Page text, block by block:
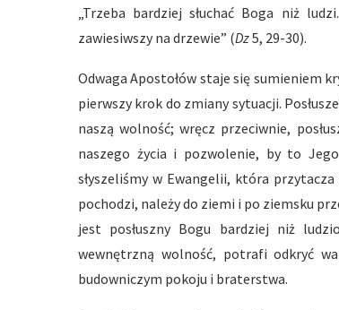
„Trzeba bardziej słuchać Boga niż
zawiesiwszy na drzewie” (Dz5, 29-30).
Odwaga Apostołów staje się sumieniem
pierwszy krok do zmiany sytuacji.
naszą wolność; wręcz przeciwnie,
naszego życia i pozwolenie, by to
słyszeliśmy w Ewangelii, która
pochodzi, należy do ziemi i po ziemsku
jest posłuszny Bogu bardziej niż
wewnętrzną wolność, potrafi odkryć
budowniczym pokoju i braterstwa.